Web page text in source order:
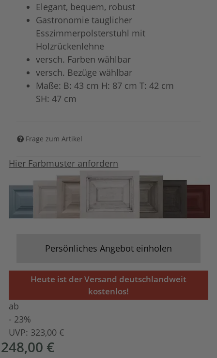
Elegant, bequem, robust
Gastronomie tauglicher
Esszimmerpolsterstuhl mit
Holzrückenlehne
versch. Farben wählbar
versch. Bezüge wählbar
Maße: B: 43 cm H: 87 cm T: 42 cm
SH: 47 cm
Frage zum Artikel
Hier Farbmuster anfordern
Persönliches Angebot einholen
Heute ist der Versand deutschlandweit
kostenlos!
ab
- 23%
UVP: 323,00 €
248,00 €